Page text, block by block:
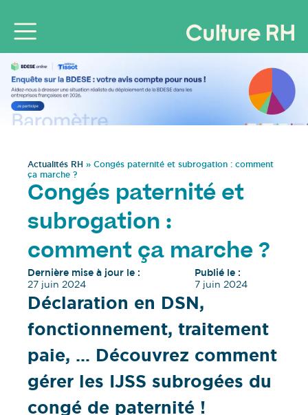
Actualités RH » Congés paternité et subrogation : comment
ça marche ?
Congés paternité et
subrogation :
comment ça marche ?
Dernière mise à jour le :
27 juin 2024
Publié le :
7 juin 2024
Déclaration en DSN,
fonctionnement, traitement
paie, … Découvrez comment
gérer les IJSS subrogées du
congé de paternité !